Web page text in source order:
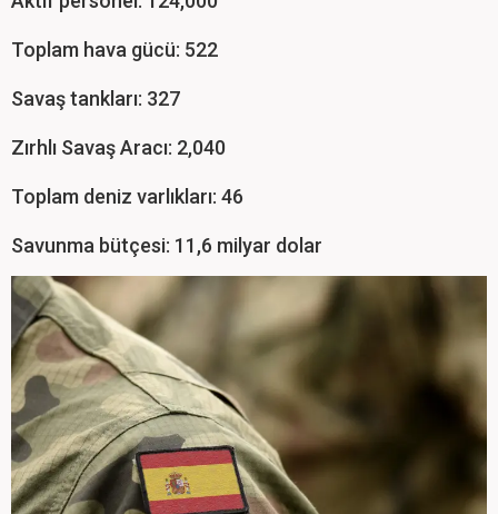
Toplam hava gücü: 522
Savaş tankları: 327
Zırhlı Savaş Aracı: 2,040
Toplam deniz varlıkları: 46
Savunma bütçesi: 11,6 milyar dolar